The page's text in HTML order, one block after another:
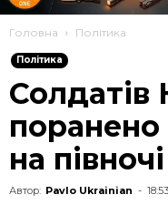
Головна Політика
Політика
поранено
на
Автор: Pavlo Ukrainian -